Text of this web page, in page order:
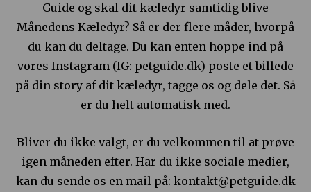
Guide og skal dit kæledyr samtidig blive
Månedens Kæledyr? Så er der flere måder, hvorpå
du kan du deltage. Du kan enten hoppe ind på
vores Instagram (IG: petguide.dk) poste et billede
på din story af dit kæledyr, tagge os og dele det. Så
er du helt automatisk med.
Bliver du ikke valgt, er du velkommen til at prøve
igen måneden efter. Har du ikke sociale medier,
kan du sende os en mail på: kontakt@petguide.dk